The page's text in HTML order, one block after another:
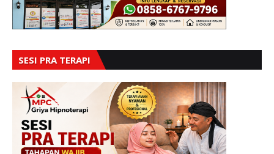
SESI PRA TERAPI